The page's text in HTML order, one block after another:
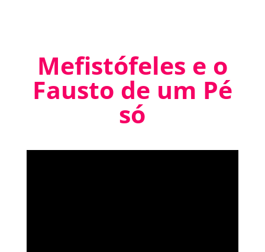
Mefistófeles e o
Fausto de um Pé
só